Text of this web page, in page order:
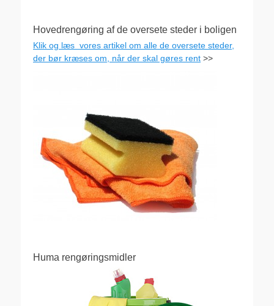
Hovedrengøring af de oversete steder i boligen
Klik og læs vores artikel om alle de oversete steder,
der bør kræses om, når der skal gøres rent >>
Huma rengøringsmidler